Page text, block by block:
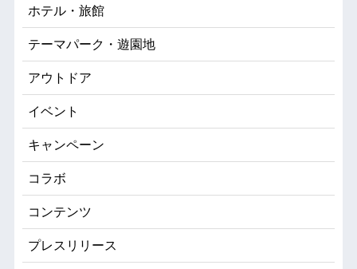
ホテル・旅館
テーマパーク・遊園地
アウトドア
イベント
キャンペーン
コラボ
コンテンツ
プレスリリース